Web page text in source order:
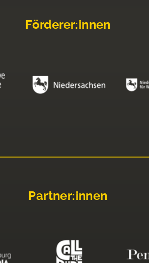
Förderer:innen
Partner:innen